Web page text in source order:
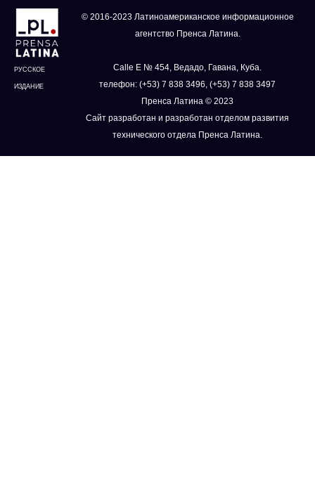
РУССКОЕ
ИЗДАНИЕ
© 2016-2023 Латиноамериканское информационное
агентство Пренса Латина.
Calle E № 454, Ведадо, Гавана, Куба.
телефон: (+53) 7 838 3496, (+53) 7 838 3497
Пренса Латина © 2023
Сайт разработан и разработан отделом развития
технического отдела Пренса Латина.